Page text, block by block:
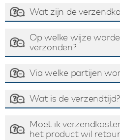
Wat zijn de
Op welke wijze
verzonden?
Via welke partijen
Wat is de verzendtijd?
Moet ik
het product wil